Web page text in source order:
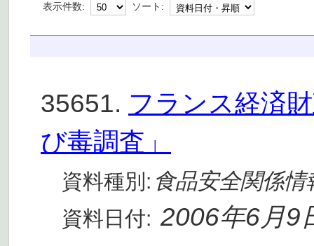
表示件数: ソート:
35651. フランス経済
び毒調査」
資料種別: 食品安全関係情
資料日付: 2006年6月9